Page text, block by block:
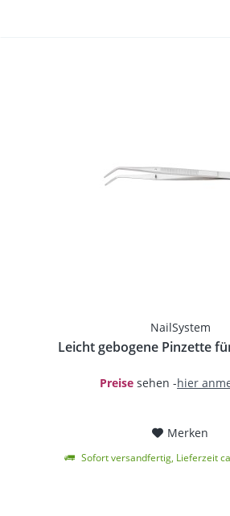
NailSystem
Leicht gebogene Pinzette
Preise sehen -hier
Merken
Sofort versandfertig, Lieferzeit